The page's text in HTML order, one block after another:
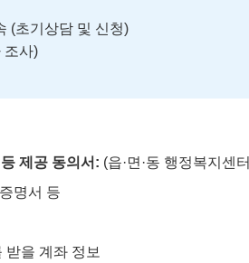
(초기상담 및 신청)
조사)
제공 동의서: (읍·면·동 행정복지센
명서 등
받을 계좌 정보